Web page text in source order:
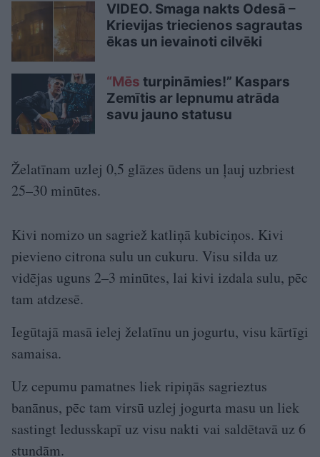
VIDEO. Smaga nakts Odesā –
Krievijas triecienos sagrautas
ēkas un ievainoti cilvēki
“Mēs turpināmies!” Kaspars
Zemītis ar lepnumu atrāda
savu jauno statusu
Želatīnam uzlej 0,5 glāzes ūdens un ļauj uzbriest
25–30 minūtes.
Kivi nomizo un sagriež katliņā kubiciņos. Kivi
pievieno citrona sulu un cukuru. Visu silda uz
vidējas uguns 2–3 minūtes, lai kivi izdala sulu, pēc
tam atdzesē.
Iegūtajā masā ielej želatīnu un jogurtu, visu kārtīgi
samaisa.
Uz cepumu pamatnes liek ripiņās sagrieztus
banānus, pēc tam virsū uzlej jogurta masu un liek
sastingt ledusskapī uz visu nakti vai saldētavā uz 6
stundām.